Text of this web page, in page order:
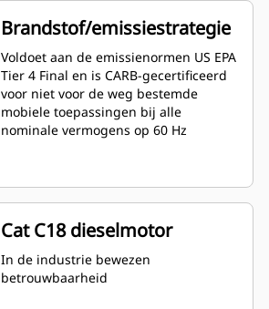
Brandstof/emissiestrategie
Voldoet aan de emissienormen US EPA
Tier 4 Final en is CARB-gecertificeerd
voor niet voor de weg bestemde
mobiele toepassingen bij alle
nominale vermogens op 60 Hz
Cat C18 dieselmotor
In de industrie bewezen
betrouwbaarheid